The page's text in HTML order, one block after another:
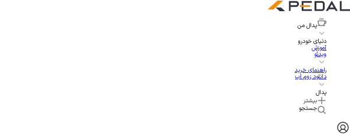
پدال من
دنیای خودرو
آموزش
ویدئو
راهنمای خرید
دانلود زوم اپ
پدال
بیشتر
جستجو